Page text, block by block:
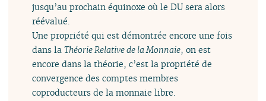
jusqu’au prochain équinoxe où le DU sera alors
réévalué.
Une propriété qui est démontrée encore une fois
dans laThéorie Relative de la Monnaie, on est
encore dans la théorie, c’est la propriété de
convergence des comptes membres
coproducteurs de la monnaie libre.